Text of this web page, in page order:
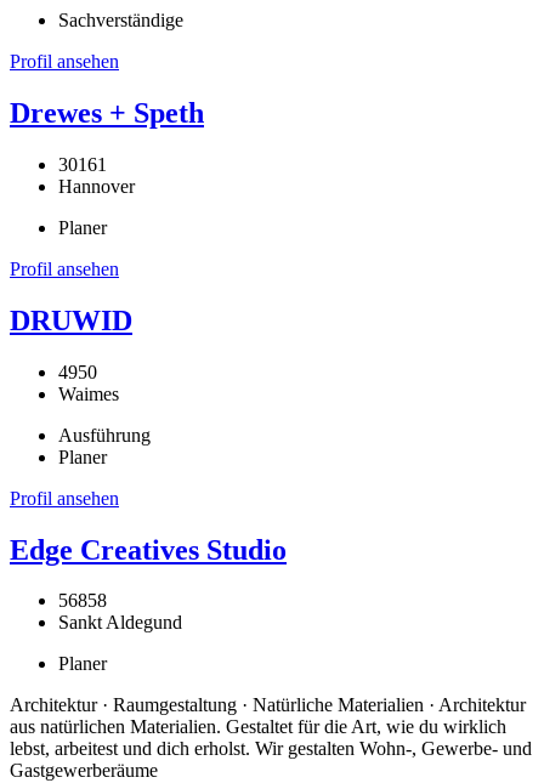
Sachverständige
Profil ansehen
Drewes + Speth
30161
Hannover
Planer
Profil ansehen
DRUWID
4950
Waimes
Ausführung
Planer
Profil ansehen
Edge Creatives Studio
56858
Sankt Aldegund
Planer
Architektur · Raumgestaltung · Natürliche Materialien · Architektur
aus natürlichen Materialien. Gestaltet für die Art, wie du wirklich
lebst, arbeitest und dich erholst. Wir gestalten Wohn-, Gewerbe- und
Gastgewerberäume